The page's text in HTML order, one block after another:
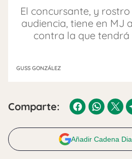
El concursante, y
audiencia, tiene en MJ
contra la que tendrá
GUSS GONZÁLEZ
Comparte:
Añadir Cadena